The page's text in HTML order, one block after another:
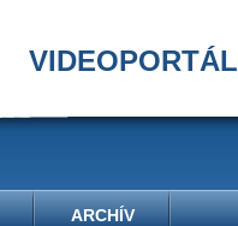
VIDEOPORTÁL
ARCHÍV